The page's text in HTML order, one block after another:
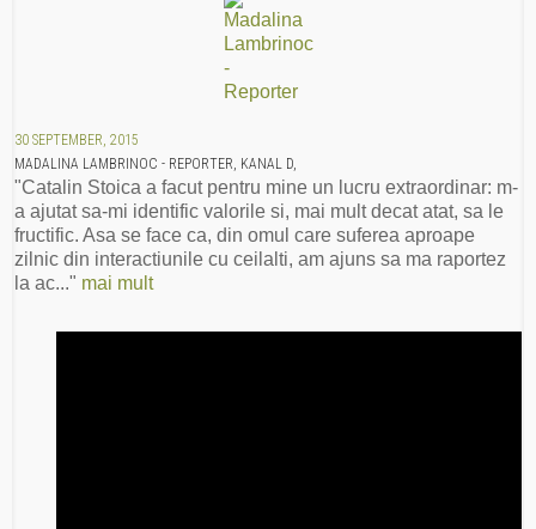
30 SEPTEMBER, 2015
MADALINA LAMBRINOC - REPORTER, KANAL D,
"Catalin Stoica a facut pentru mine un lucru extraordinar: m-
a ajutat sa-mi identific valorile si, mai mult decat atat, sa le
fructific. Asa se face ca, din omul care suferea aproape
zilnic din interactiunile cu ceilalti, am ajuns sa ma raportez
la ac..." mai mult